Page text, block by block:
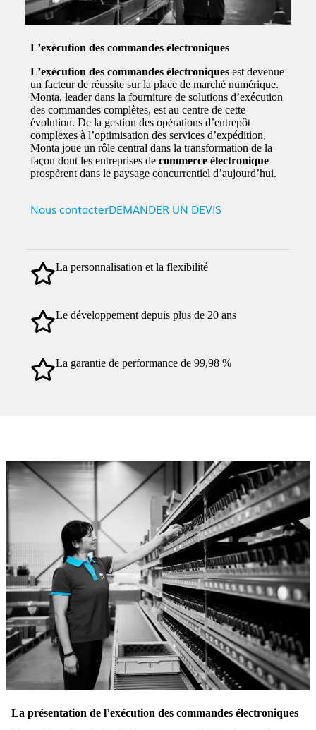
L’exécution des commandes électroniques
L’exécution des commandes électroniquesest devenue
un facteur de réussite sur la place de marché numérique.
Monta, leader dans la fourniture de solutions d’exécution
des commandes complètes, est au centre de cette
évolution. De la gestion des opérations d’entrepôt
complexes à l’optimisation des services d’expédition,
Monta joue un rôle central dans la transformation de la
façon dont les entreprises de commerce électronique
prospèrent dans le paysage concurrentiel d’aujourd’hui.
Nous contacterDEMANDER UN DEVIS
La personnalisation et la flexibilité
Le développement depuis plus de 20 ans
La garantie de performance de 99,98 %
La présentation de l’exécution des commandes électroniques